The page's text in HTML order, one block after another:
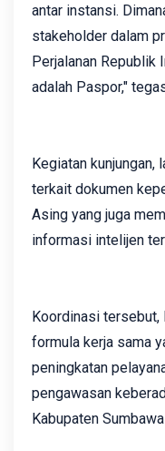
antar instansi.
stakeholder dalam
Perjalanan Republik
adalah Paspor,"
Kegiatan kunjungan,
terkait dokumen
Asing yang juga
informasi intelijen
Koordinasi tersebut,
formula kerja sama
peningkatan
pengawasan
Kabupaten